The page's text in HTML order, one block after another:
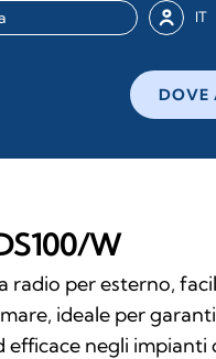
IT
DOVE
W
radio per esterno,
ideale per
efficace negli impianti